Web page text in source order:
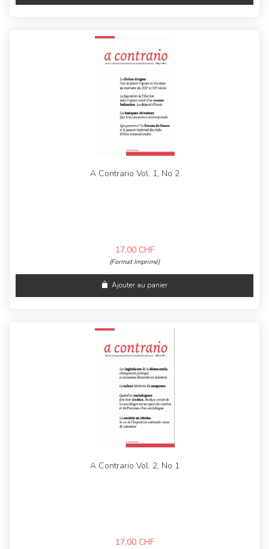
A Contrario Vol. 1, No 2
17,00 CHF
(Format Imprimé)
Ajouter au panier
A Contrario Vol. 2, No 1
17,00 CHF